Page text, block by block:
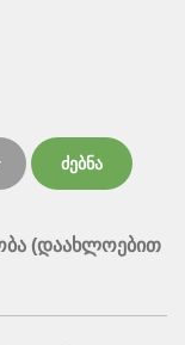
(დაახლოებით